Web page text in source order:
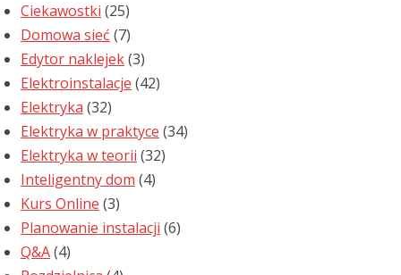
Ciekawostki (25)
Domowa sieć (7)
Edytor naklejek(3)
Elektroinstalacje (42)
Elektryka (32)
Elektryka w praktyce (34)
Elektryka w teorii (32)
Inteligentny dom (4)
Kurs Online (3)
Planowanie instalacji (6)
Q&A(4)